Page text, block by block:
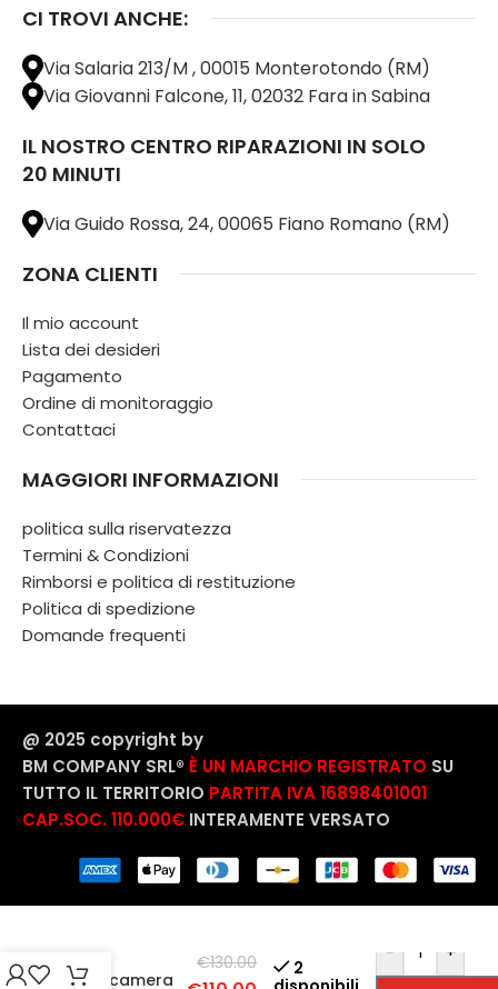
CI TROVI ANCHE:
Via Salaria 213/M , 00015 Monterotondo (RM)
Via Giovanni Falcone, 11, 02032 Fara in Sabina
IL NOSTRO CENTRO RIPARAZIONI IN SOLO
20 MINUTI
Via Guido Rossa, 24, 00065 Fiano Romano (RM)
ZONA CLIENTI
Il mio account
Lista dei desideri
Pagamento
Ordine di monitoraggio
Contattaci
MAGGIORI INFORMAZIONI
politica sulla riservatezza
Termini & Condizioni
Rimborsi e politica di restituzione
Politica di spedizione
Domande frequenti
@ 2025 copyright by
BM COMPANY SRL®️ È UN MARCHIO REGISTRATO SU
TUTTO IL TERRITORIO PARTITA IVA 16898401001
CAP.SOC. 110.000€ INTERAMENTE VERSATO
Fotocamera
€130.00
2
- +